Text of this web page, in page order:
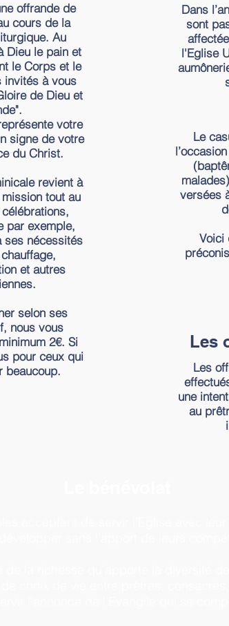
offrande de
cours de la
Au
Dieu le pain et
le Corps et le
invités à vous
de Dieu et
votre
signe de votre
du Christ.
revient à
tout au
par exemple,
ses nécessités
et autres
selon ses
nous vous
2€. Si
pour ceux qui
beaucoup.
Dans
sont
l'Eglise
Le
versées
Voici
Les
Les
une
au